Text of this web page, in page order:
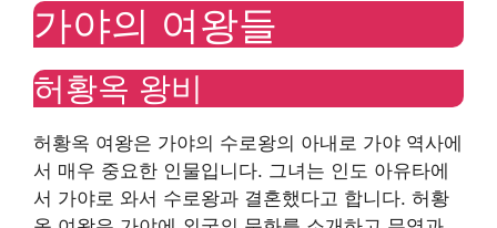
가야의 여왕들
허황옥 왕비
허황옥 여왕은 가야의 수로왕의 아내로 가야 역사에
서 매우 중요한 인물입니다. 그녀는 인도 아유타에
서 가야로 와서 수로왕과 결혼했다고 합니다. 허황